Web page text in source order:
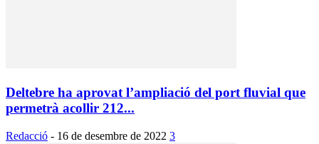
Deltebre ha aprovat l’ampliació del port fluvial que
permetrà acollir 212...
Redacció - 16 de desembre de 2022 3